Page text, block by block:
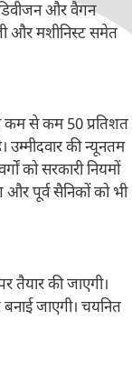
डिवीजन और वैगन
और मशीनिस्ट समेत
कम से कम 50 प्रतिशत
उम्मीदवार की न्यूनतम
को सरकारी नियमों
पूर्व सैनिकों को भी
तैयार की जाएगी।
जाएगी। चयनित